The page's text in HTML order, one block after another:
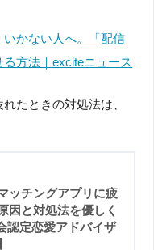
かない人へ。「配信
方法｜exciteニュース
たときの対処法は、
ッチングアプリに疲
因と対処法を優しく
認定恋愛アドバイザ